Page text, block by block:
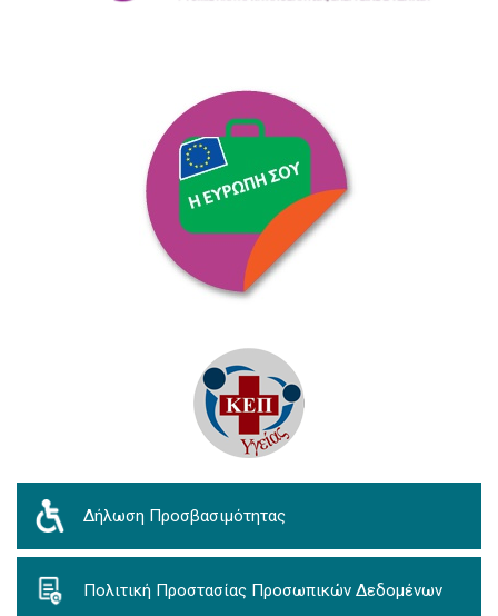
Δήλωση Προσβασιμότητας
Πολιτική Προστασίας Προσωπικών Δεδομένων